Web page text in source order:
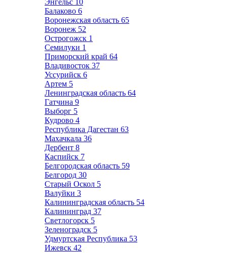
Энгельс 10
Балаково 6
Воронежская область 65
Воронеж 52
Острогожск 1
Семилуки 1
Приморский край 64
Владивосток 37
Уссурийск 6
Артем 5
Ленинградская область 64
Гатчина 9
Выборг 5
Кудрово 4
Республика Дагестан 63
Махачкала 36
Дербент 8
Каспийск 7
Белгородская область 59
Белгород 30
Старый Оскол 5
Валуйки 3
Калининградская область 54
Калининград 37
Светлогорск 5
Зеленоградск 5
Удмуртская Республика 53
Ижевск 42